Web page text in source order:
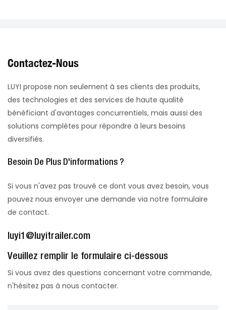
Contactez-Nous
LUYI propose non seulement à ses clients des produits,
des technologies et des services de haute qualité
bénéficiant d'avantages concurrentiels, mais aussi des
solutions complètes pour répondre à leurs besoins
diversifiés.
Besoin De Plus D'informations ?
Si vous n'avez pas trouvé ce dont vous avez besoin, vous
pouvez nous envoyer une demande via notre formulaire
de contact.
luyi1@luyitrailer.com
Veuillez remplir le formulaire ci-dessous
Si vous avez des questions concernant votre commande,
n'hésitez pas à nous contacter.